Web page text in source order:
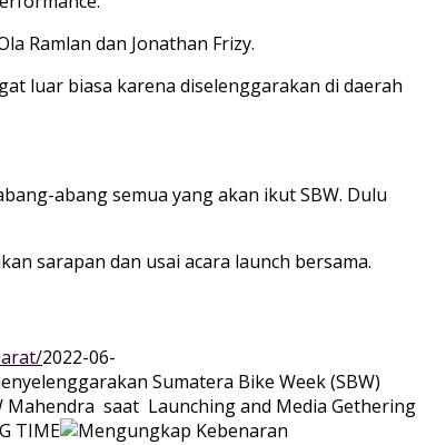
Ramlan dan Jonathan Frizy.
luar biasa karena diselenggarakan di daerah
abang semua yang akan ikut SBW. Dulu
sarapan dan usai acara launch bersama.
2022-06-
Sumatera Bike Week (SBW)
Mahendra saat Launching and Media Gethering
TIME